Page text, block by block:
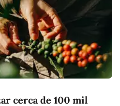
cerca de 100 mil